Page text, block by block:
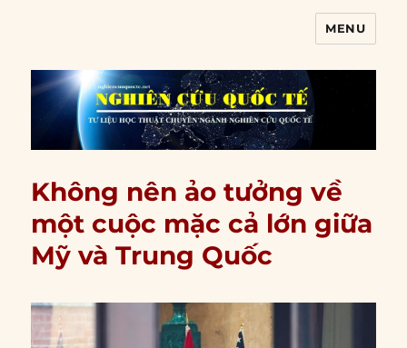
MENU
Không nên ảo tưởng về
một cuộc mặc cả lớn giữa
Mỹ và Trung Quốc